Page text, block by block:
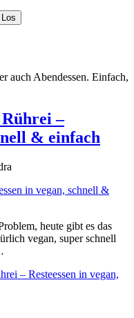
auch Abendessen. Einfach,
–
& einfach
in vegan, schnell &
heute gibt es das
vegan, super schnell
– Resteessen in vegan,